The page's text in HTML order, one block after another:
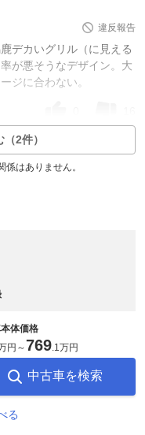
違反報告
デカいグリル（に見える
が悪そうなデザイン。大
ジに合わない。
2件）
はありません。
体価格
円 ～769.1万円
中古車を検索
る